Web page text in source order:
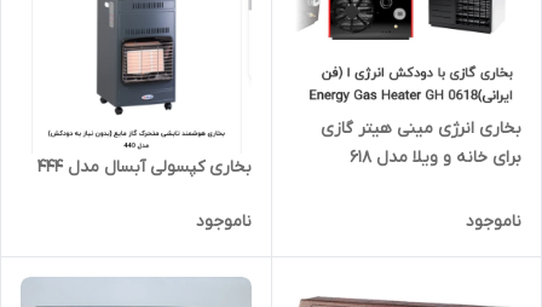
بخاری انرژی مینی هیتر گازی
برای خانه و ویلا مدل 618
ناموجود
بخاری کپسولی آبسال مدل 444
ناموجود